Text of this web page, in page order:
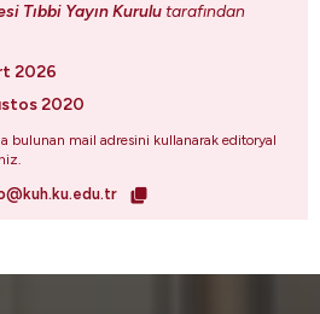
Tıbbi Yayın Kurulu tarafından
2026
2020
bulunan mail adresini kullanarak editoryal